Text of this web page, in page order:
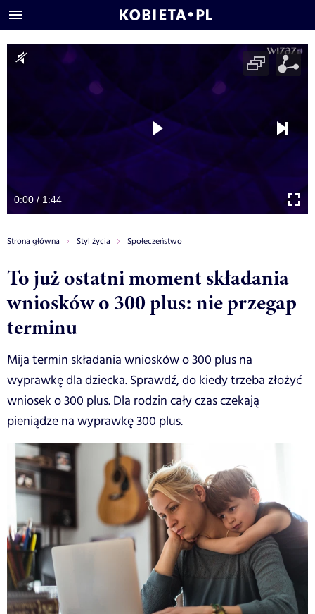
0:00 / 1:44
Strona główna Styl życia Społeczeństwo
To już ostatni moment składania
wniosków o 300 plus: nie przegap
terminu
Mija termin składania wniosków o 300 plus na
wyprawkę dla dziecka. Sprawdź, do kiedy trzeba złożyć
wniosek o 300 plus. Dla rodzin cały czas czekają
pieniądze na wyprawkę 300 plus.